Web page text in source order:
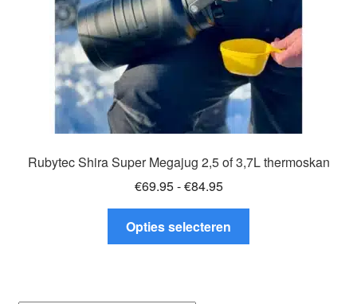
Broodtrommels & lunchboxen
Herbruikbare boterhamzakjes
Accessoires
Aanbiedingen
Reviews waterflessenwinkel.nl
Rubytec Shira Super Megajug 2,5 of 3,7L thermoskan
€69.95-€84.95Prijsklasse:
€69.95
tot
€84.95
Opties selecteren